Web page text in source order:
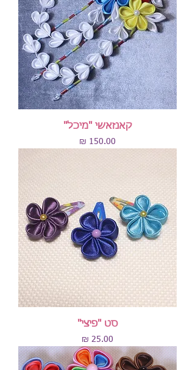
קאנזאשי "מיכל"
מחיר
סט "פיצי"
מחיר